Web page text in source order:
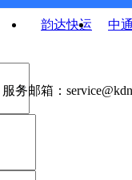
韵达快运
中
服务邮箱：